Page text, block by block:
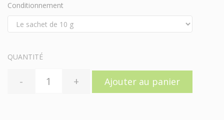
Conditionnement
QUANTITÉ
- + Ajouter au panier